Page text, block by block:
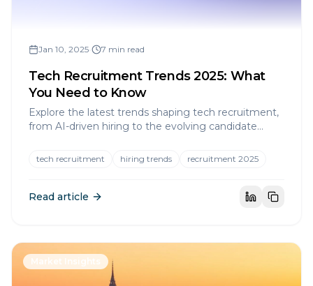
Jan 10, 2025 7 min read
Tech Recruitment Trends 2025: What
You Need to Know
Explore the latest trends shaping tech recruitment,
from AI-driven hiring to the evolving candidate
tech recruitment hiring trends recruitment 2025
Read article
Market Insights